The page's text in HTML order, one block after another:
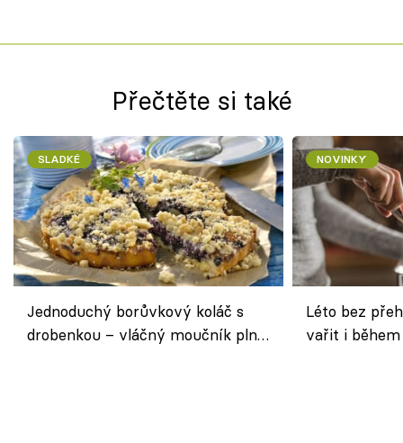
Přečtěte si také
SLADKÉ
Jednoduchý borůvkový koláč s
drobenkou – vláčný moučník plný
NOVINKY
Léto bez
vařit i